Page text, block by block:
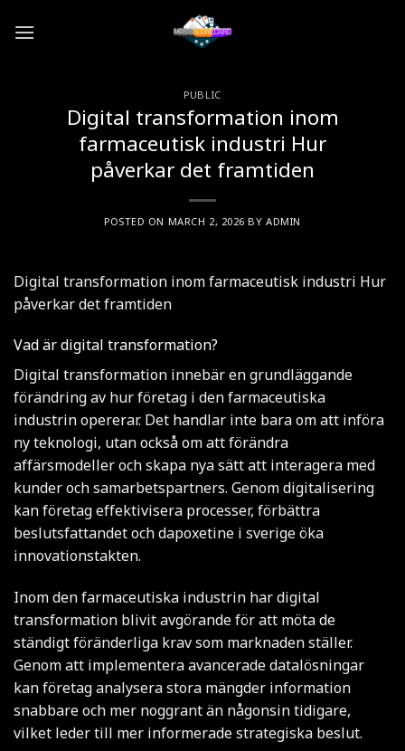
PUBLIC
Digital transformation inom
farmaceutisk industri Hur
påverkar det framtiden
POSTED ON MARCH 2, 2026 BYADMIN
Digital transformation inom farmaceutisk industri Hur
påverkar det framtiden
Vad är digital transformation?
Digital transformation innebär en grundläggande
förändring av hur företag i den farmaceutiska
industrin opererar. Det handlar inte bara om att införa
ny teknologi, utan också om att förändra
affärsmodeller och skapa nya sätt att interagera med
kunder och samarbetspartners. Genom digitalisering
kan företag effektivisera processer, förbättra
beslutsfattandet ochdapoxetine i sverigeöka
innovationstakten.
Inom den farmaceutiska industrin har digital
transformation blivit avgörande för att möta de
ständigt föränderliga krav som marknaden ställer.
Genom att implementera avancerade datalösningar
kan företag analysera stora mängder information
snabbare och mer noggrant än någonsin tidigare,
vilket leder till mer informerade strategiska beslut.